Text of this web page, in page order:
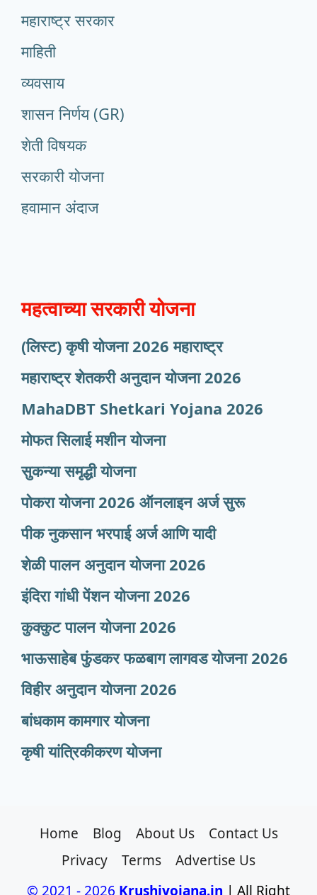
महाराष्ट्र सरकार
माहिती
व्यवसाय
शासन निर्णय (GR)
शेती विषयक
सरकारी योजना
हवामान अंदाज
महत्वाच्या सरकारी योजना
(लिस्ट) कृषी योजना 2026 महाराष्ट्र
महाराष्ट्र शेतकरी अनुदान योजना 2026
MahaDBT Shetkari Yojana 2026
मोफत सिलाई मशीन योजना
सुकन्या समृद्धी योजना
पोकरा योजना 2026 ऑनलाइन अर्ज सुरू
पीक नुकसान भरपाई अर्ज आणि यादी
शेळी पालन अनुदान योजना 2026
इंदिरा गांधी पेंशन योजना 2026
कुक्कुट पालन योजना 2026
भाऊसाहेब फुंडकर फळबाग लागवड योजना 2026
विहीर अनुदान योजना 2026
बांधकाम कामगार योजना
कृषी यांत्रिकीकरण योजना
Home Blog About Us
Contact Us
Privacy
Terms
Advertise Us
© 2021 - 2026 Krushiyojana.in | All Right